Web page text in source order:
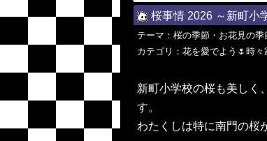
桜事情 2026 ～新町小
テーマ：桜の季節・お花見の季
カテゴリ：花を愛でよう🌷時々
新町小学校の桜も美しく
す。
わたくしは特に南門の桜